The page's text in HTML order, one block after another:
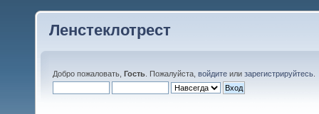
Ленстеклотрест
Добро пожаловать, Гость . Пожалуйста, войдите или зарегистрируйтесь